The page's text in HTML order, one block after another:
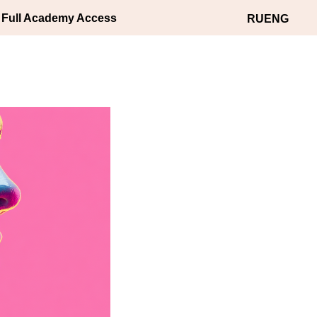
Academy Access RU ENG